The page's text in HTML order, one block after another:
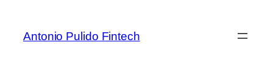
Antonio Pulido Fintech